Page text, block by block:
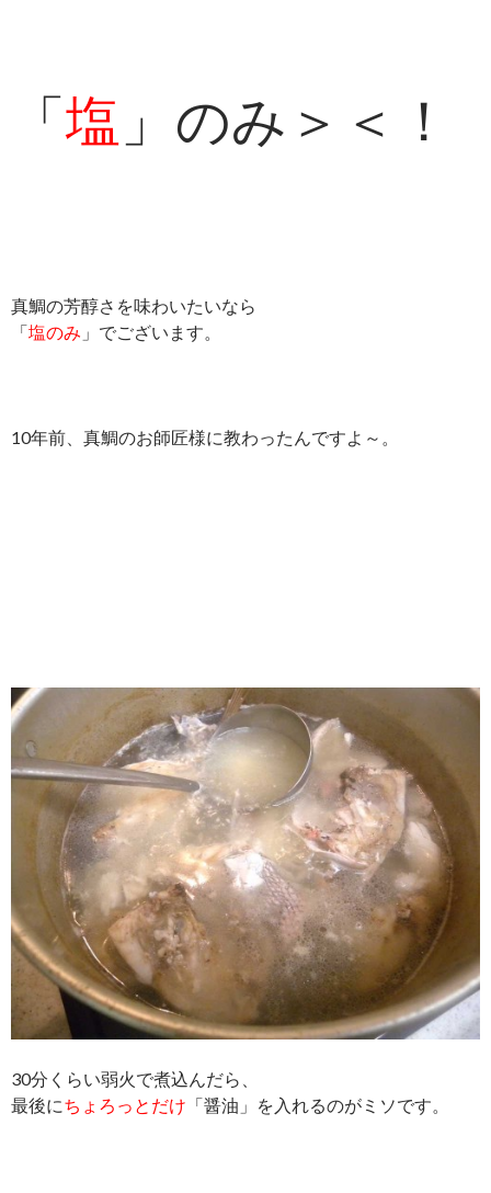
「塩 」のみ＞＜！
真鯛の芳醇さを味わいたいなら
「塩のみ 」でございます。
10年前、真鯛のお師匠様に教わったんですよ～。
30分くらい弱火で煮込んだら、
最後にちょろっとだけ 「醤油」を入れるのがミソです。